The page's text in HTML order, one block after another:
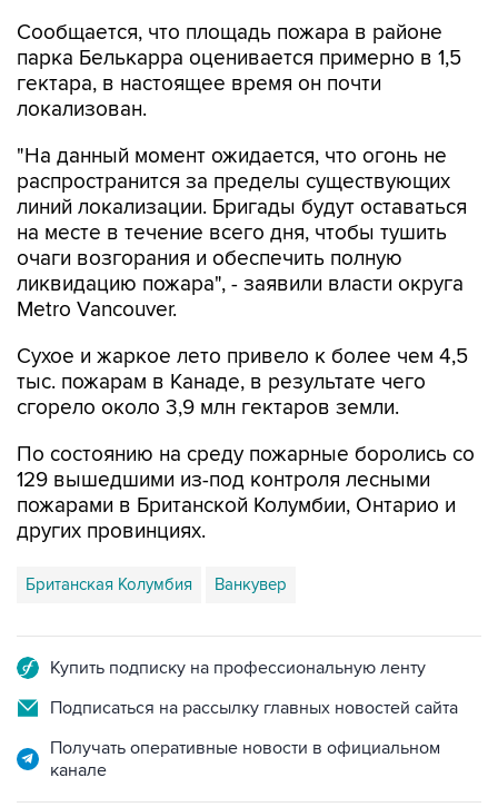
Сообщается, что площадь пожара в районе
парка Белькарра оценивается примерно в 1,5
гектара, в настоящее время он почти
локализован.
"На данный момент ожидается, что огонь не
распространится за пределы существующих
линий локализации. Бригады будут оставаться
на месте в течение всего дня, чтобы тушить
очаги возгорания и обеспечить полную
ликвидацию пожара", - заявили власти округа
Metro Vancouver.
Сухое и жаркое лето привело к более чем 4,5
тыс. пожарам в Канаде, в результате чего
сгорело около 3,9 млн гектаров земли.
По состоянию на среду пожарные боролись со
129 вышедшими из-под контроля лесными
пожарами в Британской Колумбии, Онтарио и
других провинциях.
Британская Колумбия Ванкувер
Купить подписку на профессиональную ленту
Подписаться на рассылку главных новостей сайта
Получать оперативные новости в официальном
канале